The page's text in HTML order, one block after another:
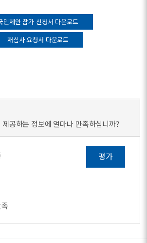
민제안 참가 신청서 다운로드
재심사 요청서 다운로드
공하는 정보에 얼마나 만족하십니까?
평가